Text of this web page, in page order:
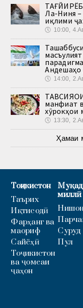
Ла-Ниня –
иқлими
🕔 10:00,
Андешаҳо
🕔 14:00,
манфиат
хӯрокҳои
🕔 13:30,
Ҳамаи
Тоҷикистон
Таърих
Иқтисодӣ
Фарҳанг ва
маориф
Сайёҳӣ
Тоҷикистон
ва ҷомеаи
ҷаҳон
миллӣ
Суруд
Пул